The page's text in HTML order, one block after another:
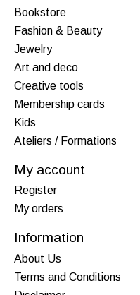
Bookstore
Fashion & Beauty
Jewelry
Art and deco
Creative tools
Membership cards
Kids
Ateliers / Formations
My account
Register
My orders
Information
About Us
Terms and Conditions